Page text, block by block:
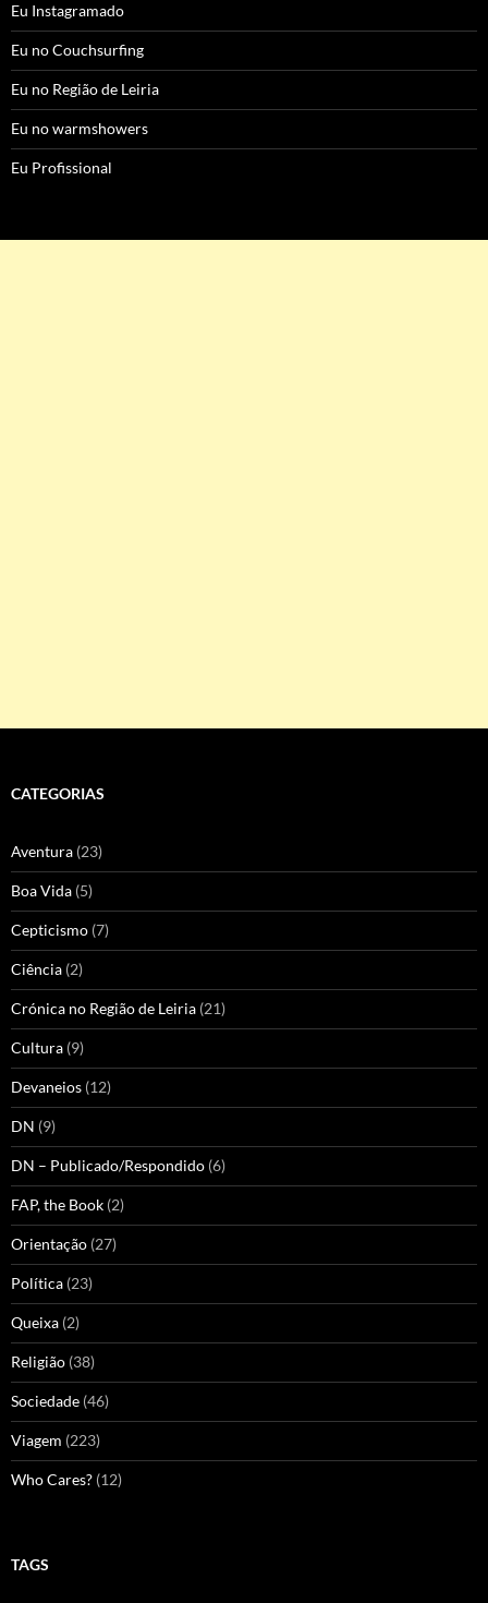
Eu Instagramado
Eu no Couchsurfing
Eu no Região de Leiria
Eu no warmshowers
Eu Profissional
CATEGORIAS
Aventura (23)
Boa Vida (5)
Cepticismo (7)
Ciência (2)
Crónica no Região de Leiria (21)
Cultura (9)
Devaneios (12)
DN (9)
DN – Publicado/Respondido (6)
FAP, the Book (2)
Orientação (27)
Política (23)
Queixa (2)
Religião (38)
Sociedade (46)
Viagem (223)
Who Cares? (12)
TAGS